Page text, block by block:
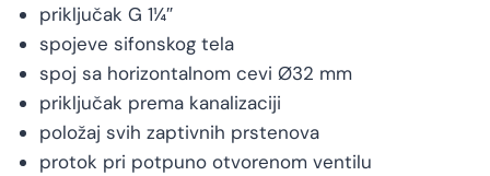
priključak G 1¼″
spojeve sifonskog tela
spoj sa horizontalnom cevi Ø32 mm
priključak prema kanalizaciji
položaj svih zaptivnih prstenova
protok pri potpuno otvorenom ventilu